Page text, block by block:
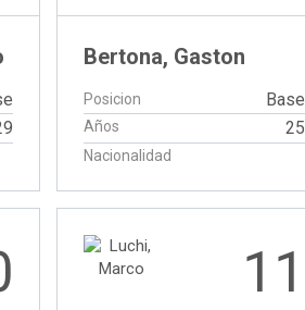
Bertona, Gaston
Posicion Base
Años 25
Nacionalidad
11